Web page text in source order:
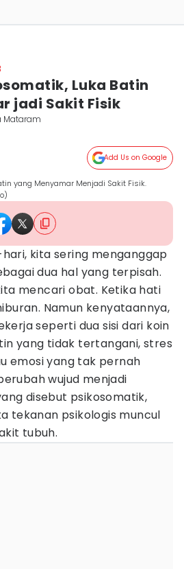
Luka Batin
jadi Sakit Fisik
Mataram
Add Us on Google
yang Menyamar Menjadi Sakit Fisik.
kita sering menganggap
dua hal yang terpisah.
mencari obat. Ketika hati
Namun kenyataannya,
seperti dua sisi dari koin
yang tidak tertangani, stres
emosi yang tak pernah
wujud menjadi
disebut psikosomatik,
tekanan psikologis muncul
tubuh.